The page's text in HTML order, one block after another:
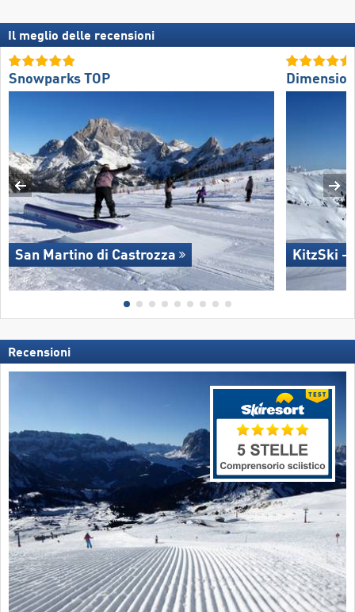
Il meglio delle recensioni
Snowparks TOP
San Martino di Castrozza KitzSki -
Recensioni